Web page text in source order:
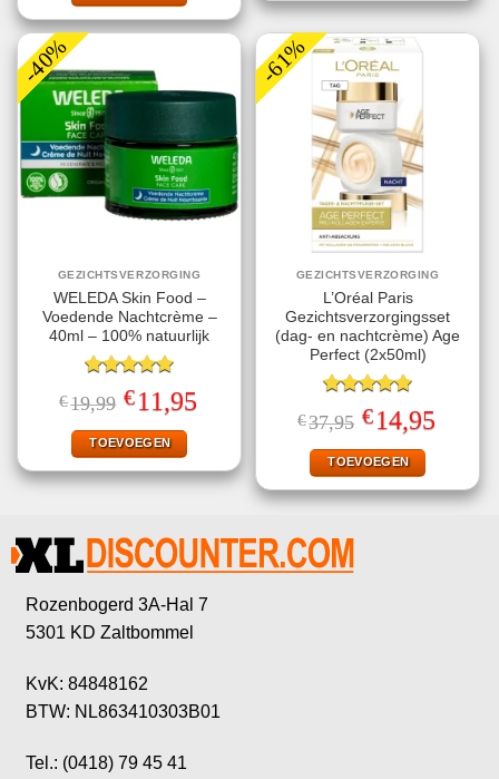
-40%
GEZICHTSVERZORGING
WELEDA Skin Food –
Voedende Nachtcrème –
40ml – 100% natuurlijk
Gewaardeerd
5.00uit 5
€19,99 Oorspronkelijke
prijs
was:
€19,99.
€11,95prijs
TOEVOEGEN
-61%
GEZICHTSVERZORGING
L’Oréal Paris
Gezichtsverzorgingsset
(dag- en nachtcrème) Age
Perfect (2x50ml)
Gewaardeerd
5.00uit 5
€37,95 Oorspronkelijke
prijs
was:
€37,95.
€14,95prijs
TOEVOEGEN
Rozenbogerd 3A-Hal 7
5301 KD Zaltbommel
KvK: 84848162
BTW: NL863410303B01
Tel.: (0418) 79 45 41